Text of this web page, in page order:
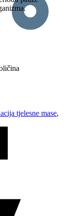
tjelesne mase,